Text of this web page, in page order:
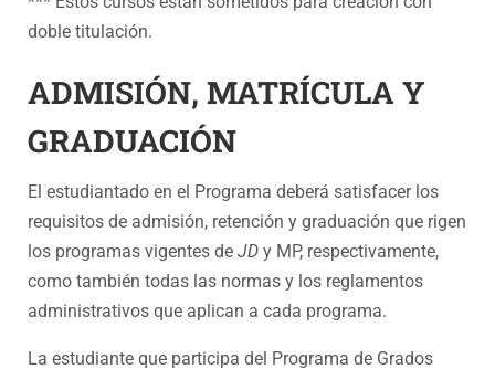
doble titulación.
ADMISIÓN, MATRÍCULA Y
GRADUACIÓN
El estudiantado en el Programa deberá satisfacer los
requisitos de admisión, retención y graduación que rigen
los programas vigentes de JD y MP, respectivamente,
como también todas las normas y los reglamentos
administrativos que aplican a cada programa.
La estudiante que participa del Programa de Grados